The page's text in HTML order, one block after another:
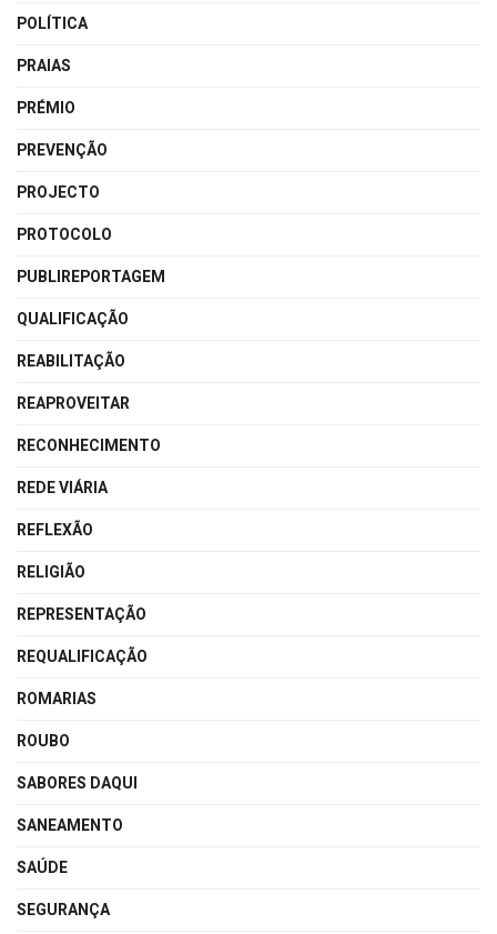
POLÍTICA
PRAIAS
PRÉMIO
PREVENÇÃO
PROJECTO
PROTOCOLO
PUBLIREPORTAGEM
QUALIFICAÇÃO
REABILITAÇÃO
REAPROVEITAR
RECONHECIMENTO
REDE VIÁRIA
REFLEXÃO
RELIGIÃO
REPRESENTAÇÃO
REQUALIFICAÇÃO
ROMARIAS
ROUBO
SABORES DAQUI
SANEAMENTO
SAÚDE
SEGURANÇA